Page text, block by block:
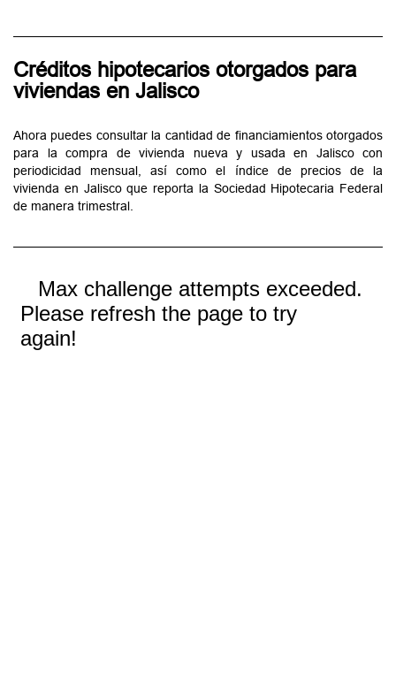
Créditos hipotecarios otorgados para
viviendas en Jalisco
Ahora puedes consultar la cantidad de financiamientos otorgados
para la compra de vivienda nueva y usada en Jalisco con
periodicidad mensual, así como el índice de precios de la
vivienda en Jalisco que reporta la Sociedad Hipotecaria Federal
de manera trimestral.